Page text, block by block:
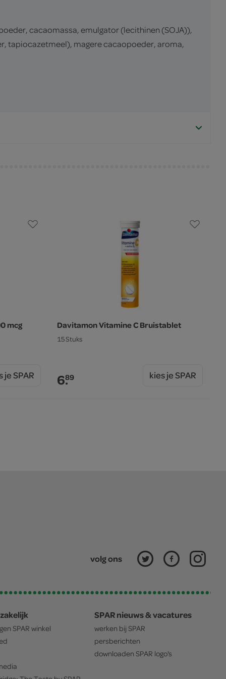
cacaomassa, emulgator (lecithinen (SOJA)),
tapiocazetmeel), magere cacaopoeder, aroma,
mcg
je SPAR
Davitamon Vitamine C Bruistablet
15 Stuks
6.89 kies je SPAR
volg ons
SPAR winkel
SPAR nieuws & vacatures
werken bij SPAR
persberichten
downloaden SPAR logo's